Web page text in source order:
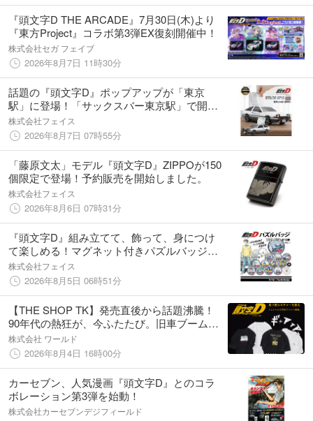
『頭文字D THE ARCADE』7月30日(木)より
『東方Project』コラボ第3弾EX復刻開催中！
株式会社セガ フェイブ
2026年8月7日 11時30分
話題の『頭文字D』ポップアップが「東京
駅」に登場！「サックスバー東京駅」で開
催！！８月上旬～
株式会社フェイス
2026年8月7日 07時55分
「藤原文太」モデル『頭文字D』ZIPPOが150
個限定で登場！予約販売を開始しました。
株式会社フェイス
2026年8月6日 07時31分
『頭文字D』組み立てて、飾って、身につけ
て楽しめる！マグネット付きパズルバッジ全
12種、予約販売開始！
株式会社フェイス
2026年8月5日 06時51分
【THE SHOP TK】発売直後から話題沸騰！
90年代の熱狂が、今ふたたび。旧車ブームに
刺さる『頭文字D』別注Tシャツが8月3日(月)
より店頭に登場!
株式会社 ワールド
2026年8月4日 16時00分
カーセブン、人気漫画『頭文字D』とのコラ
ボレーション第3弾を始動！
株式会社カーセブンデジフィールド